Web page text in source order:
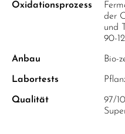
Oxidationsprozess
der
und
90-
Anbau Bio-
Labortests
Qualität
97/